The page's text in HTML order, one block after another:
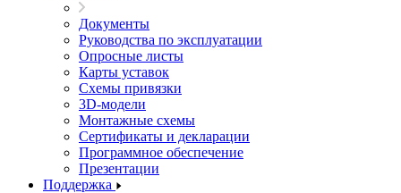
Документы
Руководства по эксплуатации
Опросные листы
Карты уставок
Схемы привязки
3D-модели
Монтажные схемы
Сертификаты и декларации
Программное обеспечение
Презентации
Поддержка